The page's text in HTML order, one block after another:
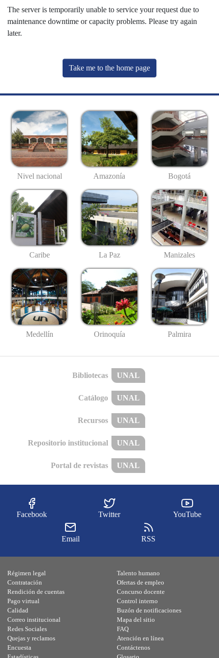
The server is temporarily unable to service your request due to
maintenance downtime or capacity problems. Please try again
later.
Take me to the home page
Nivel nacional Amazonía Bogotá
Caribe La Paz Manizales
Medellín Orinoquía Palmira
Bibliotecas UNAL
Catálogo UNAL
Recursos UNAL
Repositorio institucional UNAL
Portal de revistas UNAL
Facebook Twitter YouTube
Email RSS
Régimen legal
Contratación
Rendición de cuentas
Pago virtual
Calidad
Talento humano
Ofertas de empleo
Concurso docente
Control interno
Buzón de notificaciones
Correo institucional
Redes Sociales
Quejas y reclamos
Encuesta
Mapa del sitio
FAQ
Atención en línea
Contáctenos